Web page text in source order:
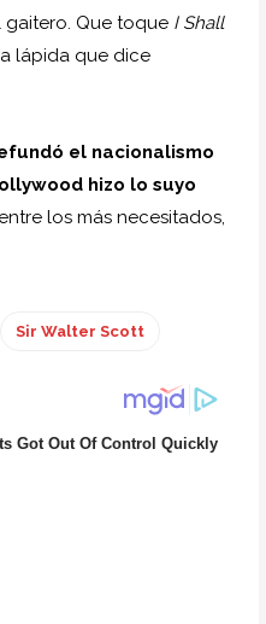
gaitero. Que toque I Shall
lápida que dice
el nacionalismo
hizo lo suyo
entre los más necesitados,
Sir Walter Scott